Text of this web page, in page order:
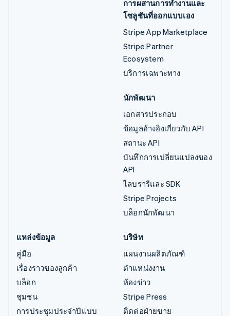
การผสานการทำงานและ
โซลูชันที่ออกแบบเอง
Stripe App Marketplace
Stripe Partner
Ecosystem
บริการเฉพาะทาง
นักพัฒนา
เอกสารประกอบ
ข้อมูลอ้างอิงเกี่ยวกับ API
สถานะ API
บันทึกการเปลี่ยนแปลงของ
API
ไลบรารีและ SDK
Stripe Projects
บล็อกนักพัฒนา
แหล่งข้อมูล
คู่มือ
เรื่องราวของลูกค้า
บล็อก
ชุมชน
การประชุมประจำปีแบบ
บริษัท
แผนงานผลิตภัณฑ์
ตำแหน่งงาน
ห้องข่าว
Stripe Press
ติดต่อฝ่ายขาย